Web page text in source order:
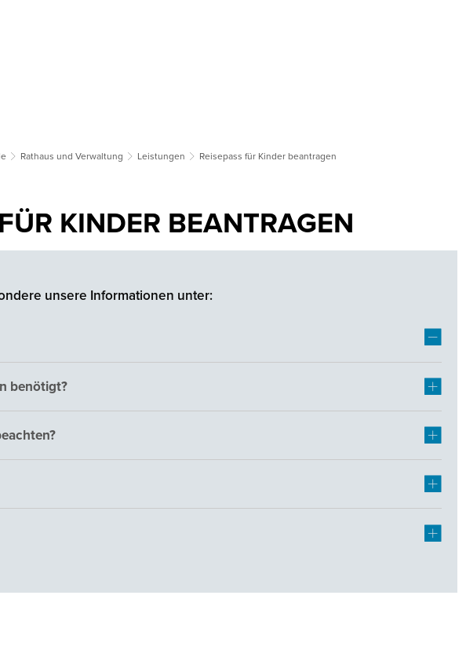
Rathaus und Verwaltung Leistungen Reisepass für Kinder beantragen
KINDER BEANTRAGEN
unsere Informationen unter:
benötigt?